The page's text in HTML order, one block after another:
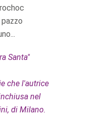
Santa"
che l'autrice
nel
di Milano.